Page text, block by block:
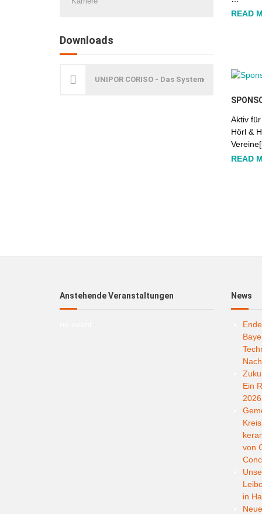
READ
Aktiv
Hörl &
READ
Downloads
UNIPOR CORISO - Das System
Anstehende Veranstaltungen News
Ein
2026
von
in